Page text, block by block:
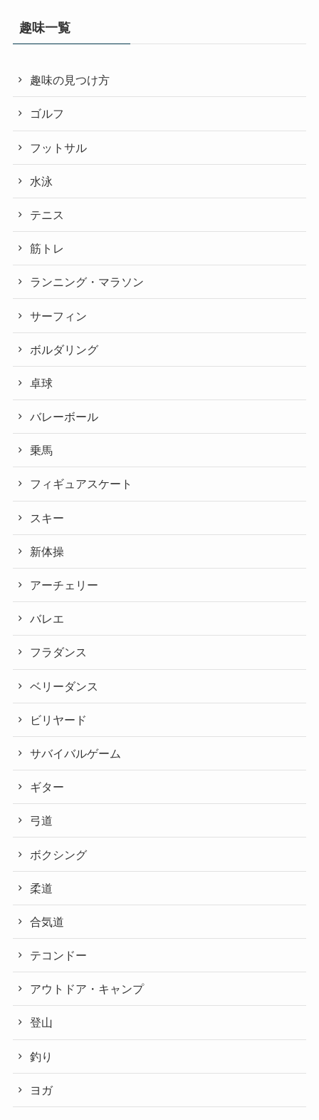
趣味一覧
趣味の見つけ方
ゴルフ
フットサル
水泳
テニス
筋トレ
ランニング・マラソン
サーフィン
ボルダリング
卓球
バレーボール
乗馬
フィギュアスケート
スキー
新体操
アーチェリー
バレエ
フラダンス
ベリーダンス
ビリヤード
サバイバルゲーム
ギター
弓道
ボクシング
柔道
合気道
テコンドー
アウトドア・キャンプ
登山
釣り
ヨガ